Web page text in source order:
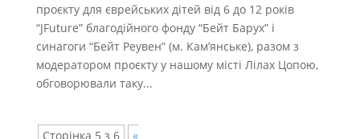
проєкту для єврейських дітей від 6 до 12 років
“JFuture” благодійного фонду “Бейт Барух” і
синагоги “Бейт Реувен” (м. Кам’янське), разом з
модератором проєкту у нашому місті Лілах Цопою,
обговорювали таку...
Сторінка 5 з 6
«